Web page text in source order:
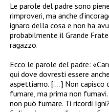
Le parole del padre sono
rimproveri, ma anche
ignaro della cosa e non ha
probabilmente il Grande
ragazzo.
Ecco le parole del padre: «
qui dove dovresti essere
aspettiamo. [….] Non
fumare, ma prima non
non può fumare. Ti ricordi